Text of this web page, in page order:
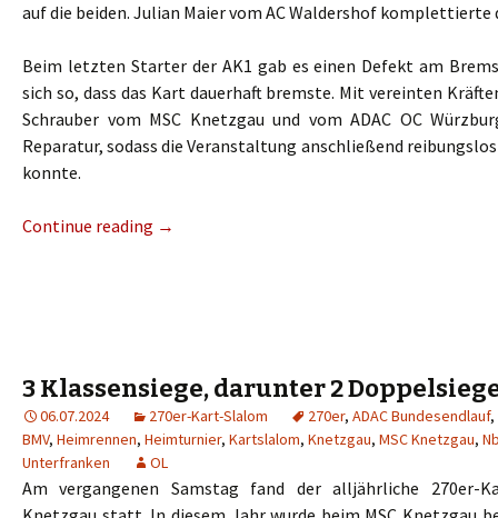
auf die beiden. Julian Maier vom AC Waldershof komplettierte
Beim letzten Starter der AK1 gab es einen Defekt am
sich so, dass das Kart dauerhaft bremste. Mit vereinten
Schrauber vom MSC Knetzgau und vom ADAC OC
Reparatur, sodass die Veranstaltung anschließend
konnte.
Continue reading →
3 Klassensiege, darunter 2
06.07.2024 270er-Kart-Slalom 270er, ADAC Bundesendlauf,
BMV, Heimrennen, Heimturnier, Kartslalom, Knetzgau, MSC Knetzgau,
Unterfranken
OL
Am vergangenen Samstag fand der alljährliche 270er-